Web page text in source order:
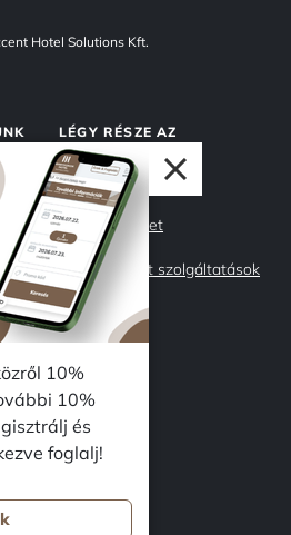
Hotel Solutions Kft.
LÉGY RÉSZE AZ
ACCENTNEK
Accent Market
Management szolgáltatások
Csapatunk
MINKET
10%
10%
és
foglalj!